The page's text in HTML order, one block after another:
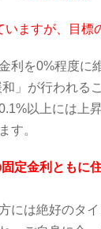
ますが、目標
利を0%程度に
」が行われる
以上には上
す。
定金利ともに
には絶好のタ